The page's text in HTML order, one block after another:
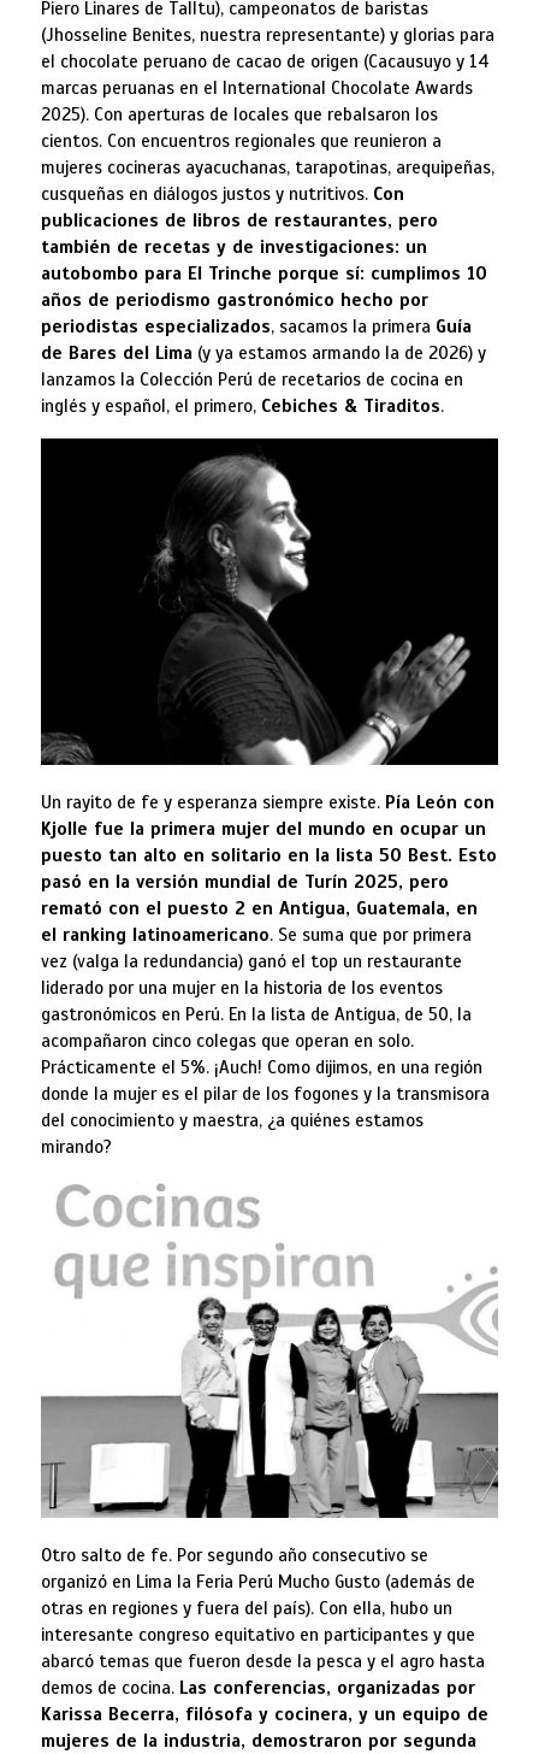
Piero Linares de Talltu), campeonatos de baristas
(Jhosseline Benites, nuestra representante) y glorias para
el chocolate peruano de cacao de origen (Cacausuyo y 14
marcas peruanas en el International Chocolate Awards
2025). Con aperturas de locales que rebalsaron los
cientos. Con encuentros regionales que reunieron a
mujeres cocineras ayacuchanas, tarapotinas, arequipeñas,
cusqueñas en diálogos justos y nutritivos. Con
publicaciones de libros de restaurantes, pero
también de recetas y de investigaciones: un
autobombo para El Trinche porque sí: cumplimos 10
años de periodismo gastronómico hecho por
periodistas especializados, sacamos la primera Guía
de Bares del Lima(y ya estamos armando la de 2026) y
lanzamos la Colección Perú de recetarios de cocina en
inglés y español, el primero, Cebiches & Tiraditos.
Un rayito de fe y esperanza siempre existe. Pía León con
Kjolle fue la primera mujer del mundo en ocupar un
puesto tan alto en solitario en la lista 50 Best. Esto
pasó en la versión mundial de Turín 2025, pero
remató con el puesto 2 en Antigua, Guatemala, en
el ranking latinoamericano. Se suma que por primera
vez (valga la redundancia) ganó el top un restaurante
liderado por una mujer en la historia de los eventos
gastronómicos en Perú. En la lista de Antigua, de 50, la
acompañaron cinco colegas que operan en solo.
Prácticamente el 5%. ¡Auch! Como dijimos, en una región
donde la mujer es el pilar de los fogones y la transmisora
del conocimiento y maestra, ¿a quiénes estamos
mirando?
Otro salto de fe. Por segundo año consecutivo se
organizó en Lima la Feria Perú Mucho Gusto (además de
otras en regiones y fuera del país). Con ella, hubo un
interesante congreso equitativo en participantes y que
abarcó temas que fueron desde la pesca y el agro hasta
demos de cocina. Las conferencias, organizadas por
Karissa Becerra, filósofa y cocinera, y un equipo de
mujeres de la industria, demostraron por segunda